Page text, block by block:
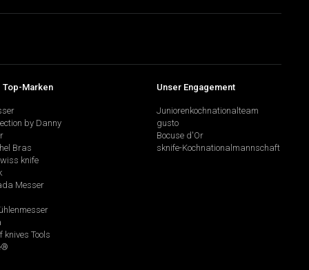
Top-Marken
by Danny
Bras
knife
Messer
knives Tools
Unser Engagement
Juniorenkochnationalteam
gusto
Bocuse d'Or
sknife-Kochnationalmannschaft